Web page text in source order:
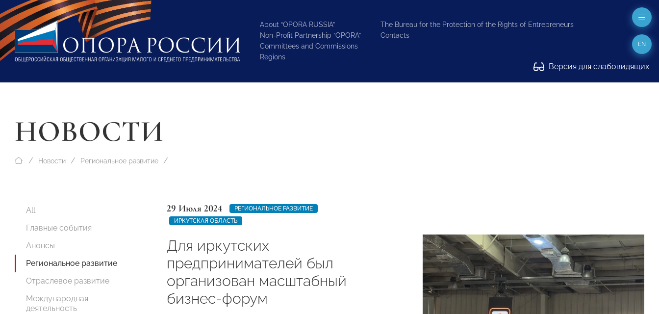
About “OPORA RUSSIA”
Non-Profit Partnership “OPORA”
Committees and Commissions
Regions
The Bureau for the Protection of the Rights of Entrepreneurs
Contacts
Версия для слабовидящих
EN
НОВОСТИ
Новости Региональное развитие
All
Главные события
Анонсы
Региональное развитие
Отраслевое развитие
Международная
деятельность
29 Июля 2024
РЕГИОНАЛЬНОЕ РАЗВИТИЕ
ИРКУТСКАЯ ОБЛАСТЬ
Для иркутских
предпринимателей был
организован масштабный
бизнес-форум